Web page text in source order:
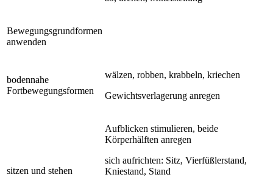
Bewegungsgrundformen
anwenden
bodennahe
Fortbewegungsformen
wälzen, robben, krabbeln, kriechen
Gewichtsverlagerung anregen
sitzen und stehen
Aufblicken stimulieren, beide
Körperhälften anregen
sich aufrichten: Sitz, Vierfüßlerstand,
Kniestand, Stand